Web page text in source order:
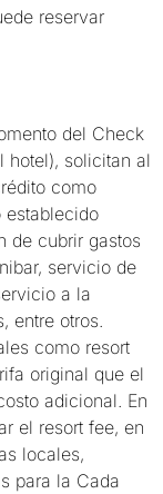
reservar
del Check
hotel), solicitan al
como
establecido
de cubrir gastos
servicio de
a la
entre otros.
como resort
original que el
adicional. En
el resort fee, en
locales,
para la Cada